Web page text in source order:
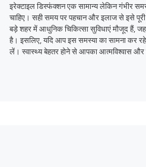
इरेक्टाइल डिस्फंक्शन एक सामान्य लेकिन गंभीर
चाहिए। सही समय पर पहचान और इलाज से इसे
बड़े शहर में आधुनिक चिकित्सा सुविधाएं मौजूद हैं,
है। इसलिए, यदि आप इस समस्या का सामना कर
लें। स्वास्थ्य बेहतर होने से आपका आत्मविश्वास और